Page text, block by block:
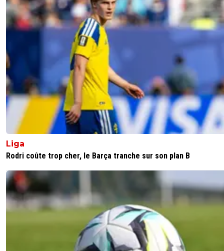
Liga
Rodri coûte trop cher, le Barça tranche sur son plan B